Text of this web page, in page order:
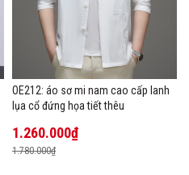
OE212: áo sơ mi nam cao cấp lanh
lụa cổ đứng họa tiết thêu
1.260.000₫
1.780.000₫